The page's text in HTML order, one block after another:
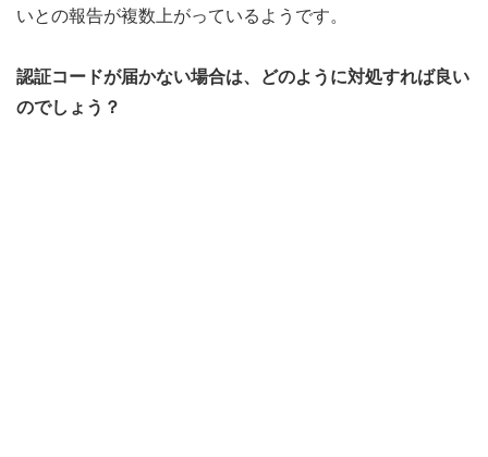
いとの報告が複数上がっているようです。
認証コードが届かない場合は、どのように対処すれば良い
のでしょう？